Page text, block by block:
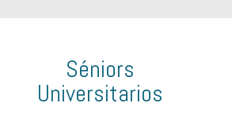
Séniors
Universitarios